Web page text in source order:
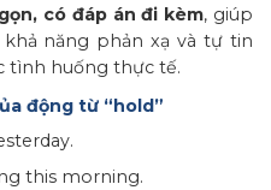
có đáp án đi kèm, giúp
năng phản xạ và tự tin
tình huống thực tế.
động từ “hold”
this morning.